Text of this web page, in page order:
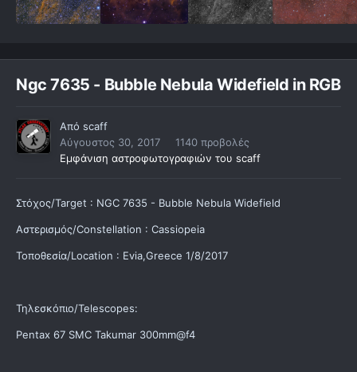
Ngc 7635 - Bubble Nebula Widefield in RGB
Από scaff
Αύγουστος 30, 2017
1140 προβολές
Εμφάνιση αστροφωτογραφιών του scaff
Στόχος/Target : NGC 7635 - Bubble Nebula Widefield
Αστερισμός/Constellation : Cassiopeia
Τοποθεσία/Location : Evia,Greece 1/8/2017
Τηλεσκόπιο/Telescopes:
Pentax 67 SMC Takumar 300mm@f4